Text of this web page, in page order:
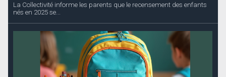
La Collectivité informe les parents que le recensement des enfants
nés en 2025 se...